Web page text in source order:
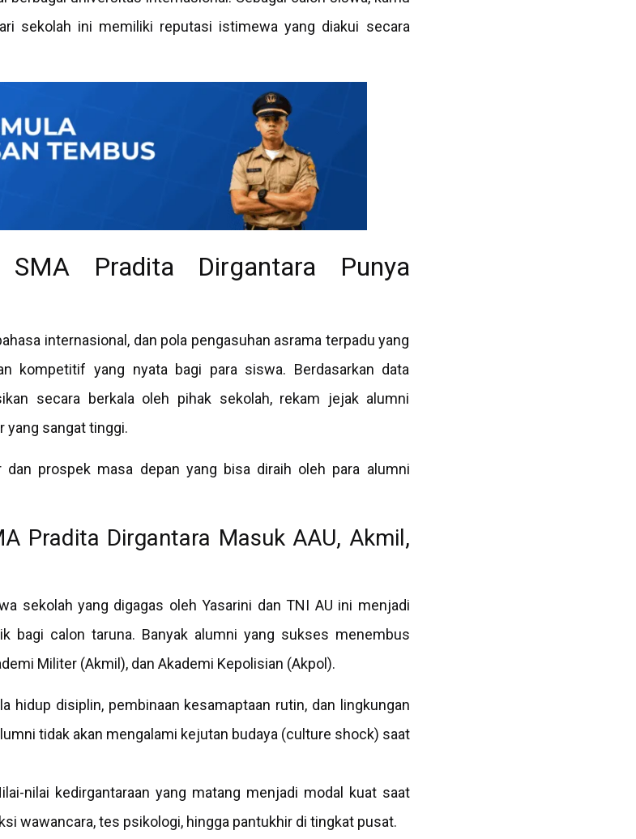
sekolah ini memiliki reputasi istimewa yang diakui secara
SMA Pradita Dirgantara Punya
internasional, dan pola pengasuhan asrama terpadu yang
kompetitif yang nyata bagi para siswa. Berdasarkan data
secara berkala oleh pihak sekolah, rekam jejak alumni
yang sangat tinggi.
dan prospek masa depan yang bisa diraih oleh para alumni
Pradita Dirgantara Masuk AAU, Akmil,
sekolah yang digagas oleh Yasarini dan TNI AU ini menjadi
bagi calon taruna. Banyak alumni yang sukses menembus
Militer (Akmil), dan Akademi Kepolisian (Akpol).
hidup disiplin, pembinaan kesamaptaan rutin, dan lingkungan
tidak akan mengalami kejutan budaya (culture shock) saat
nilai kedirgantaraan yang matang menjadi modal kuat saat
wawancara, tes psikologi, hingga pantukhir di tingkat pusat.